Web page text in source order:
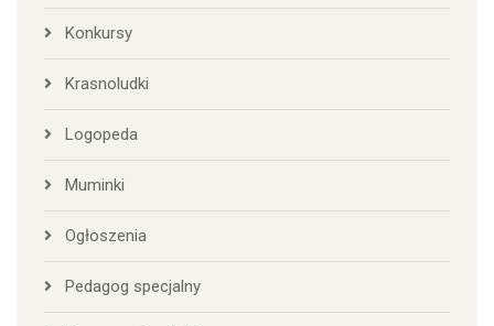
Konkursy
Krasnoludki
Logopeda
Muminki
Ogłoszenia
Pedagog specjalny